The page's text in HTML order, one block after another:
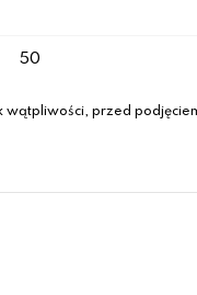
50
wątpliwości, przed